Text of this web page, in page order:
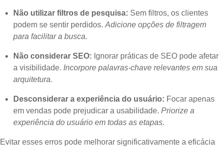
Não utilizar filtros de pesquisa: Sem filtros, os clientes
podem se sentir perdidos.Adicione opções de filtragem
para facilitar a busca.
Não considerar SEO: Ignorar práticas de SEO pode afetar
a visibilidade. Incorpore palavras-chave relevantes em sua
arquitetura.
Desconsiderar a experiência do usuário: Focar apenas
em vendas pode prejudicar a usabilidade.Priorize a
experiência do usuário em todas as etapas.
Evitar esses erros pode melhorar significativamente a eficácia